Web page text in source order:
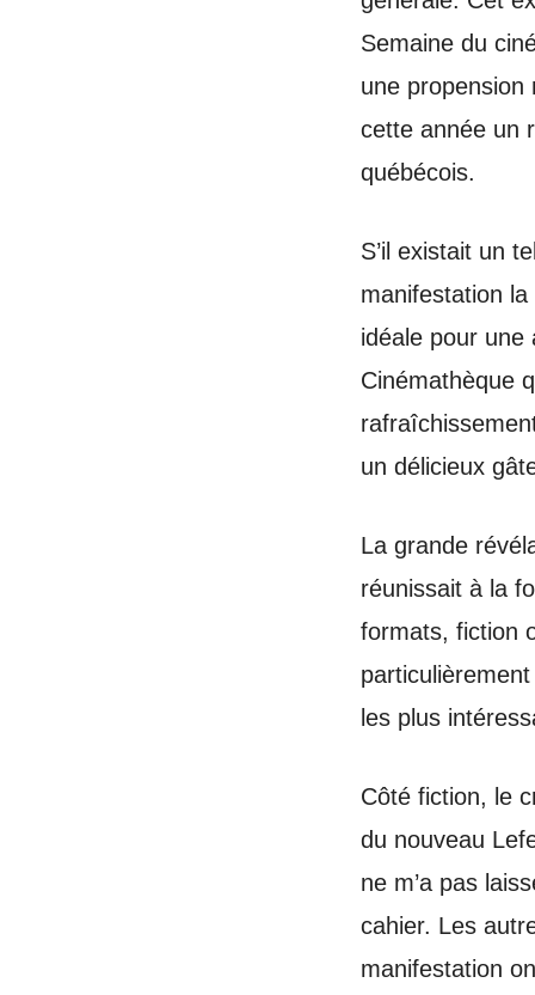
Semaine du
une
cette année un
québécois.
S’il existait un
manifestation la
idéale pour une
Cinémathèque
un délicieux
La grande
réunissait à la
formats, fiction
les plus
Côté fiction, le
du nouveau
ne m’a pas
cahier. Les
manifestation